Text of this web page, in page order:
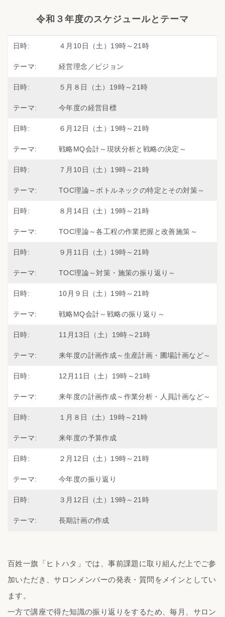
令和３年度のスケジュールとテーマ
４月10日（土）19時～21時
経営理念／ビジョン
５月８日（土）19時～21時
今年度の経営目標
６月12日（土）19時～21時
戦略MQ会計～現状分析と戦略の決定～
７月10日（土）19時～21時
TOC理論～ボトルネックの特定とその対策～
８月14日（土）19時～21時
TOC理論～各工程の作業把握と改善施策～
９月11日（土）19時～21時
TOC理論～対策・施策の振り返り～
10月９日（土）19時～21時
戦略MQ会計～戦略の振り返り～
11月13日（土）19時～21時
来年度の計画作成～生産計画・圃場計画など～
12月11日（土）19時～21時
来年度の計画作成～作業分析・人員計画など～
１月８日（土）19時～21時
来年度の予算作成
２月12日（土）19時～21時
今年度の振り返り
３月12日（土）19時～21時
長期計画の作成
百姓一旗「ヒトハタ」では、事前課題に取り組んだ上でご参
加いただき、サロンメンバーの発表・質問をメインとしてい
ます。
一方で講座で得た知識の振り返りをするため、毎月、サロン